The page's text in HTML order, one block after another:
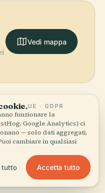
Vedi mappa
abbinare.
Yaxchilán
PLACE
Toniná
UE · GDPR
funzionare la
Google Analytics) ci
— solo dati aggregati,
cambiare in qualsiasi
tutto Accetta tutto